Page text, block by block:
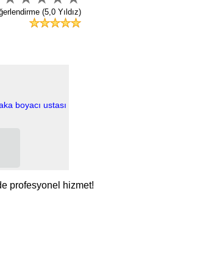
(5,0 Yıldız)
boyacı ustası
profesyonel hizmet!